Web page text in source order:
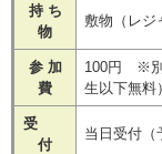
持 ち
物
敷物（レジ
参 加
費
100円 ※別
生以下無料
受
付
当日受付（